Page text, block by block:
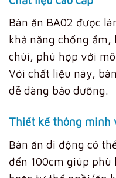
Bàn ăn BA02 được
khả năng chống
chùi, phù hợp với
Với chất liệu này,
dễ dàng bảo dưỡng.
Thiết kế thông minh
Bàn ăn di động có
đến 100cm giúp